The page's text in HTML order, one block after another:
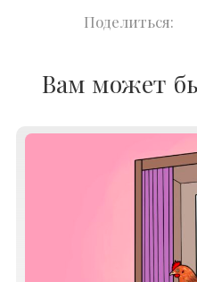
Вам может